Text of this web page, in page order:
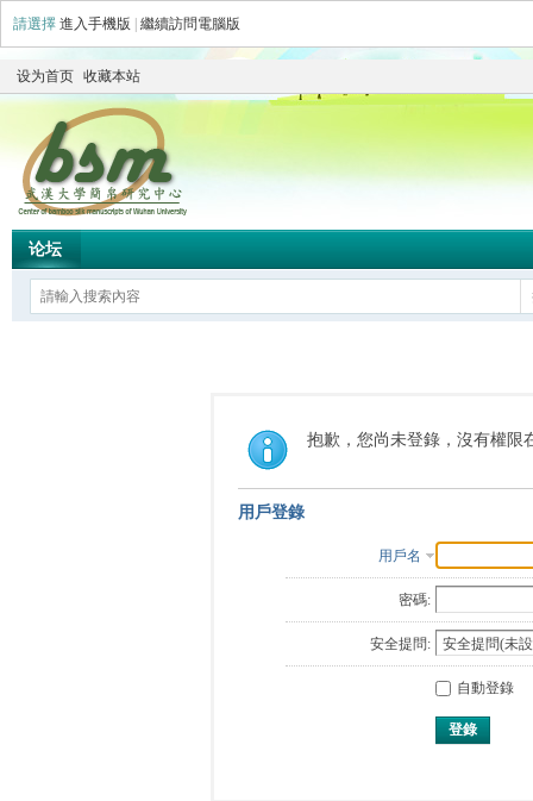
請選擇 進入手機版 繼續訪問電腦版
设为首页 收藏本站
论坛
抱歉，您尚未登錄，沒有權限
用戶登錄
用戶名
密碼:
安全提問:
自動登錄
登錄